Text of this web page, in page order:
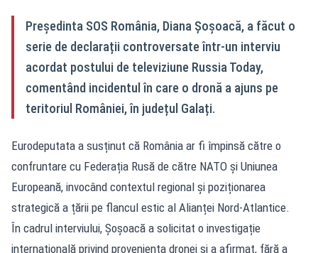
Președinta SOS România, Diana Șoșoacă, a făcut o
serie de declarații controversate într-un interviu
acordat postului de televiziune Russia Today,
comentând incidentul în care o dronă a ajuns pe
teritoriul României, în județul Galați.
Eurodeputata a susținut că România ar fi împinsă către o
confruntare cu Federația Rusă de către NATO și Uniunea
Europeană, invocând contextul regional și poziționarea
strategică a țării pe flancul estic al Alianței Nord-Atlantice.
În cadrul interviului, Șoșoacă a solicitat o investigație
internațională privind proveniența dronei și a afirmat, fără a